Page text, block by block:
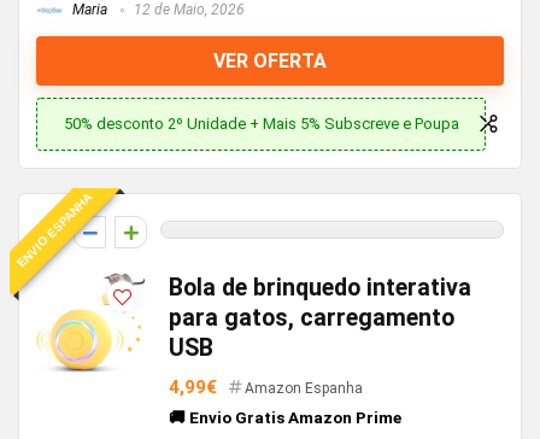
Maria 12 de Maio, 2026
VER OFERTA
50% desconto 2º Unidade + Mais 5% Subscreve e Poupa
ENVIO ESPANHA
0
Bola de brinquedo interativa
para gatos, carregamento
USB
4,99€ Amazon Espanha
🚚 Envio Gratis Amazon Prime